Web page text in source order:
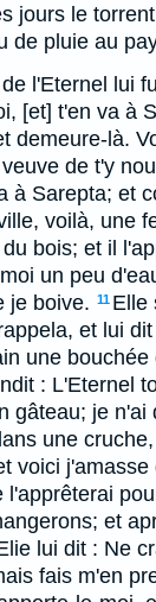
jours le
de pluie au
l'Eternel lui
[et] t'en va à
demeure-là.
de t'y
à Sarepta; et
voilà, une
bois; et il
un peu
je boive. 11 Elle
et lui
une
: L'Eternel
gâteau; je n'ai
une
voici
l'apprêterai
et
lui dit : Ne
fais m'en